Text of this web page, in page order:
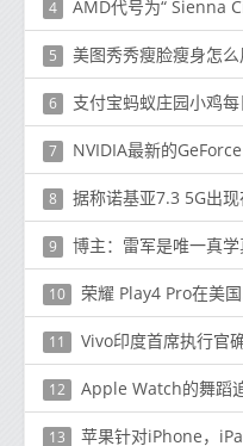
4 AMD代号为“ Sienna
5 美图秀秀瘦脸瘦身怎么
6 支付宝蚂蚁庄园小鸡
7 NVIDIA最新的GeForce RTX
8 据称诺基亚7.3 5G出
9 博主：雷军是唯一真
10 荣耀 Play4 Pro在美国以
11 Vivo印度首席执行官确
12 Apple Watch的舞蹈
13 苹果针对iPhone，iPad